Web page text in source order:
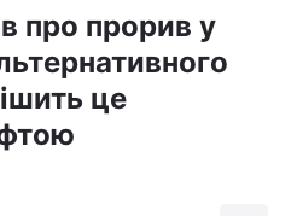
про прорив у
це